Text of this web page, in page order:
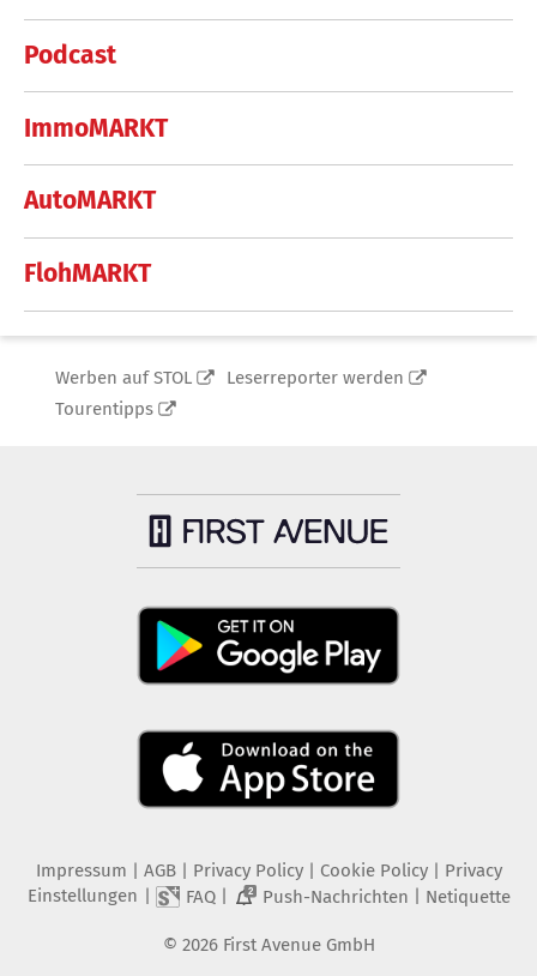
Podcast
ImmoMARKT
AutoMARKT
FlohMARKT
Werben auf STOL
Leserreporter werden
Tourentipps
Impressum | AGB | Privacy Policy| Cookie Policy| Privacy
Einstellungen | FAQ| 2 Push-Nachrichten | Netiquette
© 2026 First Avenue GmbH